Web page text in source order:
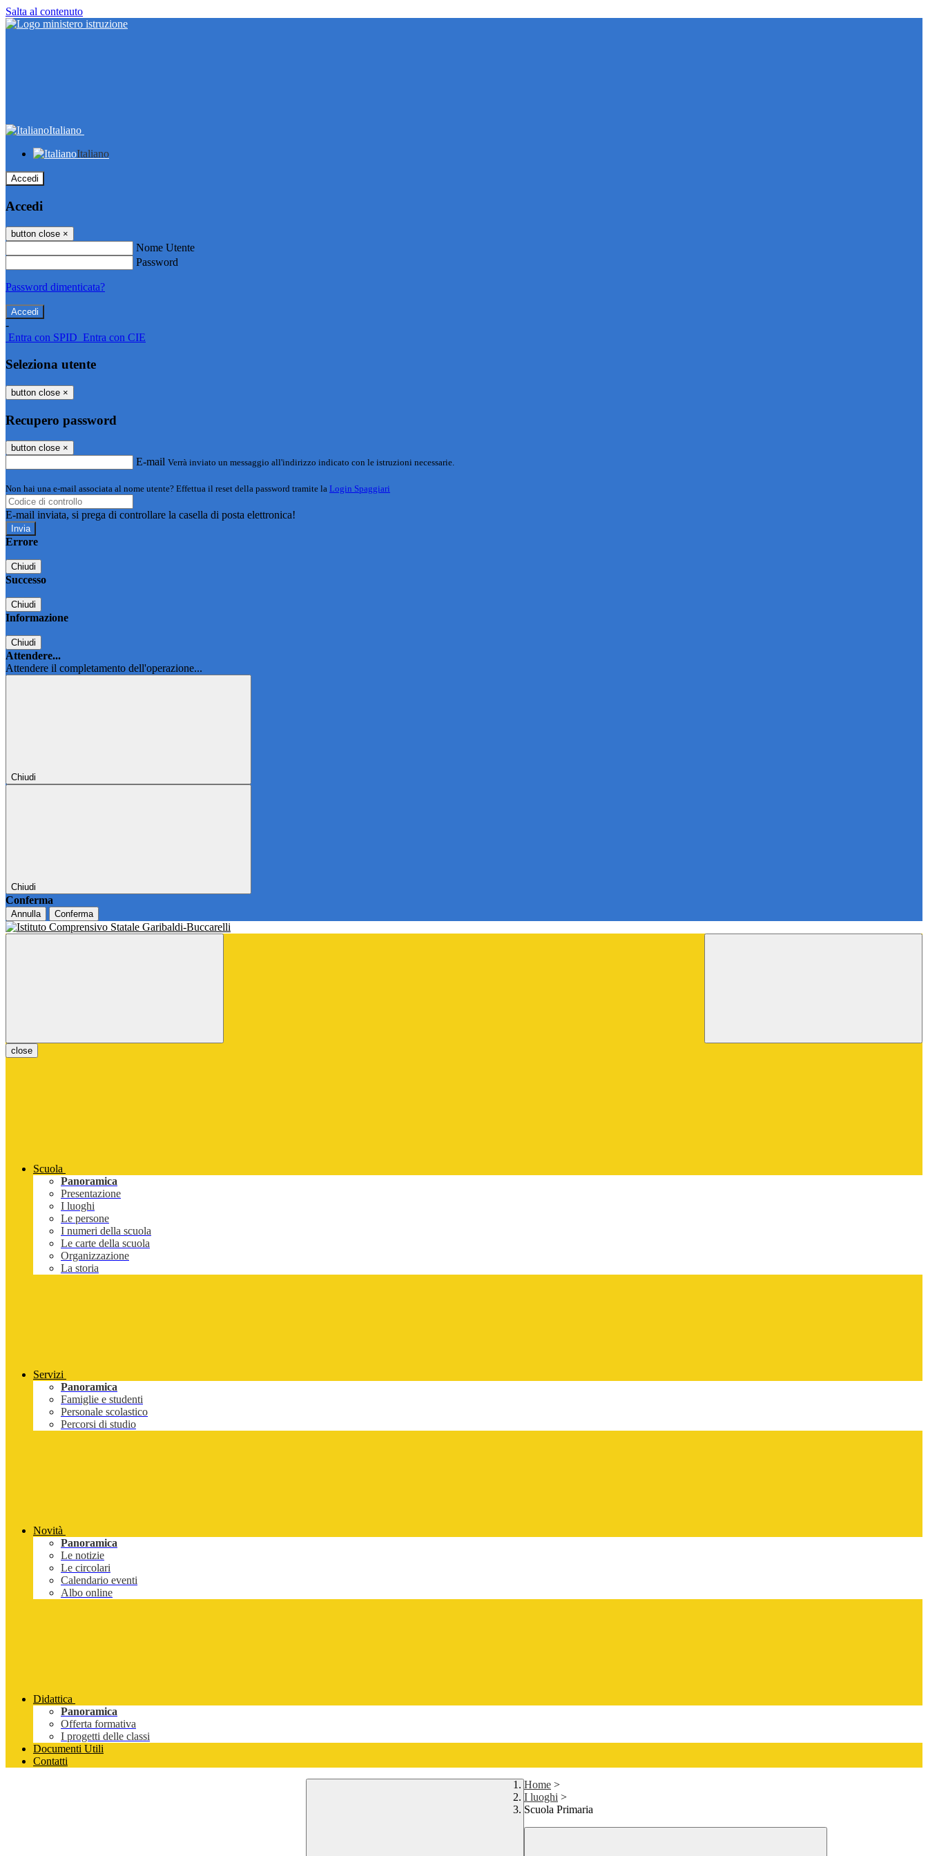
Salta al contenuto
Italiano
Italiano
Accedi
Accedi
button close ×
Nome Utente
Password
Password dimenticata?
-
Entra con SPID Entra con CIE
Seleziona utente
button close ×
Recupero password
button close ×
E-mail Verrà inviato un messaggio all'indirizzo indicato con le istruzioni necessarie.
Non hai una e-mail associata al nome utente? Effettua il reset della password tramite la Login Spaggiari
E-mail inviata, si prega di controllare la casella di posta elettronica!
Errore
Chiudi
Successo
Chiudi
Informazione
Chiudi
Attendere...
Attendere il completamento dell'operazione...
Chiudi
Chiudi
Conferma
Annulla Conferma
close
Scuola
Panoramica
Presentazione
I luoghi
Le persone
I numeri della scuola
Le carte della scuola
Organizzazione
La storia
Servizi
Panoramica
Famiglie e studenti
Personale scolastico
Percorsi di studio
Novità
Panoramica
Le notizie
Le circolari
Calendario eventi
Albo online
Didattica
Panoramica
Offerta formativa
I progetti delle classi
Documenti Utili
Contatti
Home >
I luoghi >
Scuola Primaria